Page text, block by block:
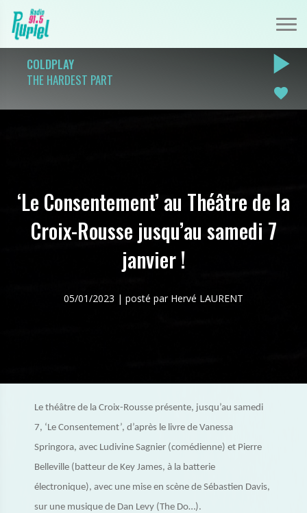
COLDPLAY
THE HARDEST PART
play_arrow
favorite
‘Le Consentement’ au Théâtre de la
Croix-Rousse jusqu’au samedi 7
janvier !
05/01/2023 | posté par Hervé LAURENT
Le théâtre de la Croix-Rousse présente, jusqu’au samedi
7, ‘Le Consentement’, d’après le livre de Vanessa
Springora, avec Ludivine Sagnier (comédienne) et Pierre
Belleville (batteur de Key James, à la batterie
électronique), avec une mise en scène de Sébastien Davis,
sur une musique de Dan Levy (The Do…).